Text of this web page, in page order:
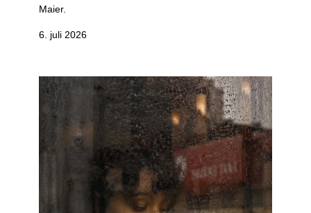
Maier.
6. juli 2026